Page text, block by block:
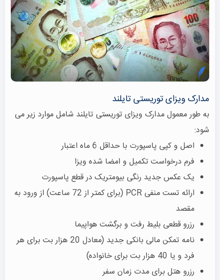
مدارک ویزای توریستی تایلند
به طور معمول مدارک ویزای توریستی تایلند شامل موارد زیر می
شود:
اصل و کپی پاسپورت با حداقل 6 ماه اعتبار
فرم درخواست تکمیل و امضا شده ویزا
یک عکس جدید رنگی بیومتریک در قطع پاسپورت
ارائه تست منفی PCR (برای کمتر از 72 ساعت) از ورود به
مقصد
رزرو قطعی بلیط رفت و برگشت هواپیما
نامه تمکن مالی بانکی جدید (معادل 20 هزار بت برای هر
فرد و یا 40 هزار بت برای خانواده)
رزرو هتل برای مدت زمان سفر